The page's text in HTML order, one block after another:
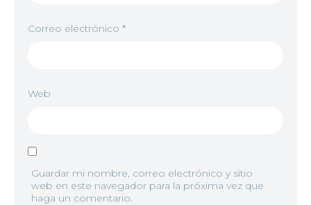
Correo electrónico *
Web
Guardar mi nombre, correo electrónico y sitio
web en este navegador para la próxima vez que
haga un comentario.